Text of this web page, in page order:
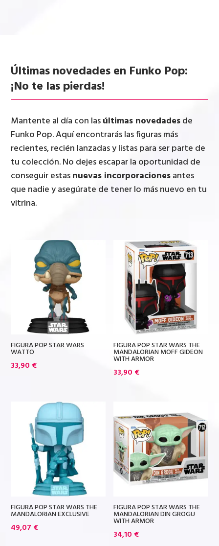
Últimas novedades en Funko Pop:
¡No te las pierdas!
Mantente al día con lasúltimas novedadesde
Funko Pop. Aquí encontrarás las figuras más
recientes, recién lanzadas y listas para ser parte de
tu colección. No dejes escapar la oportunidad de
conseguir estasnuevas incorporacionesantes
que nadie y asegúrate de tener lo más nuevo en tu
vitrina.
FIGURA POP STAR WARS
WATTO
33,90 €
FIGURA POP STAR WARS THE
MANDALORIAN MOFF GIDEON
WITH ARMOR
33,90 €
FIGURA POP STAR WARS THE
MANDALORIAN EXCLUSIVE
49,07 €
FIGURA POP STAR WARS THE
MANDALORIAN DIN GROGU
WITH ARMOR
34,10 €